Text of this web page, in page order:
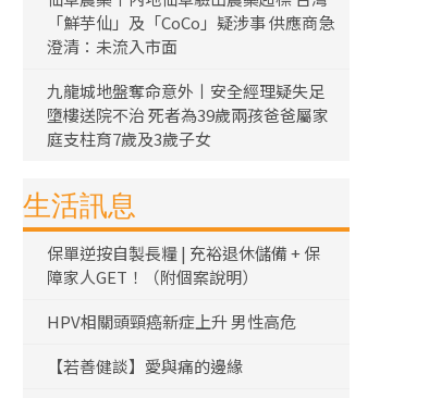
「鮮芋仙」及「CoCo」疑涉事 供應商急
澄清：未流入市面
九龍城地盤奪命意外丨安全經理疑失足
墮樓送院不治 死者為39歲兩孩爸爸屬家
庭支柱育7歲及3歲子女
生活訊息
保單逆按自製長糧 | 充裕退休儲備 + 保
障家人GET！（附個案說明）
HPV相關頭頸癌新症上升 男性高危
【若善健談】愛與痛的邊緣